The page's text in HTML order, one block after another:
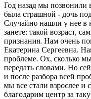
Год назад мы позвонили
была страшной - дочь
Случайно нашли у нее в
занете: такой возраст,
признания. Нам очень
Екатерина Сергеевна.
проблеме. Ох, сколько
передать словами. Но
и после разбора всей
мы все стали взрослее и
благодарим центр за